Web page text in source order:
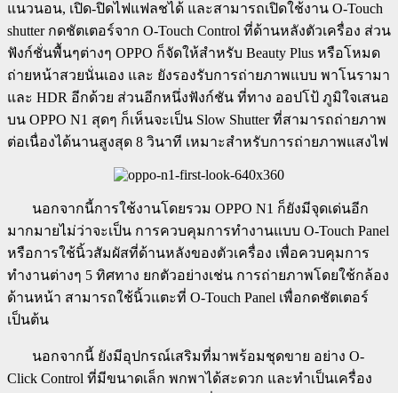
แนวนอน, เปิด-ปิดไฟแฟลชได้ และสามารถเปิดใช้งาน O-Touch
shutter กดชัตเตอร์จาก O-Touch Control ที่ด้านหลังตัวเครื่อง ส่วน
ฟังก์ชั่นพื้นๆต่างๆ OPPO ก็จัดให้สำหรับ Beauty Plus หรือโหมด
ถ่ายหน้าสวยนั่นเอง และ ยังรองรับการถ่ายภาพแบบ พาโนรามา
และ HDR อีกด้วย ส่วนอีกหนึ่งฟังก์ชัน ที่ทาง ออปโป้ ภูมิใจเสนอ
บน OPPO N1 สุดๆ ก็เห็นจะเป็น Slow Shutter ที่สามารถถ่ายภาพ
ต่อเนื่องได้นานสูงสุด 8 วินาที เหมาะสำหรับการถ่ายภาพแสงไฟ
นอกจากนี้การใช้งานโดยรวม OPPO N1 ก็ยังมีจุดเด่นอีก
มากมายไม่ว่าจะเป็น การควบคุมการทำงานแบบ O-Touch Panel
หรือการใช้นิ้วสัมผัสที่ด้านหลังของตัวเครื่อง เพื่อควบคุมการ
ทำงานต่างๆ 5 ทิศทาง ยกตัวอย่างเช่น การถ่ายภาพโดยใช้กล้อง
ด้านหน้า สามารถใช้นิ้วแตะที่ O-Touch Panel เพื่อกดชัตเตอร์
เป็นต้น
นอกจากนี้ ยังมีอุปกรณ์เสริมที่มาพร้อมชุดขาย อย่าง O-
Click Control ที่มีขนาดเล็ก พกพาได้สะดวก และทำเป็นเครื่อง